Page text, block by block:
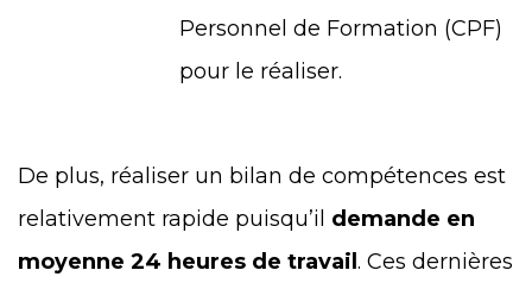
Personnel de Formation (CPF)
pour le réaliser.
De plus, réaliser un bilan de compétences est
relativement rapide puisqu’il demande en
moyenne 24 heures de travail. Ces dernières